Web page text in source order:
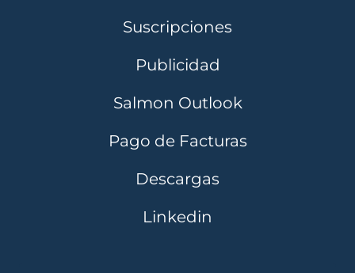
Suscripciones
Publicidad
Salmon Outlook
Pago de Facturas
Descargas
Linkedin